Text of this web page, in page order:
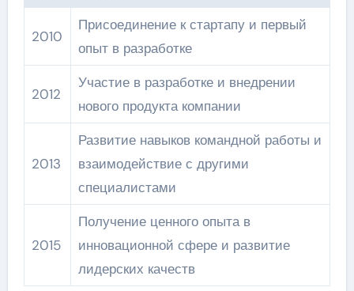
2010
Присоединение к стартапу и первый
опыт в разработке
2012
Участие в разработке и внедрении
нового продукта компании
2013
Развитие навыков командной работы и
взаимодействие с другими
специалистами
2015
Получение ценного опыта в
инновационной сфере и развитие
лидерских качеств